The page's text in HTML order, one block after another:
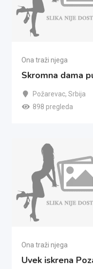
Ona traži njega
Skromna dama
Požarevac, Srbija
898 pregleda
Ona traži njega
Uvek iskrena